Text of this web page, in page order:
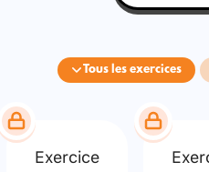
Tous les exercices
Exercice